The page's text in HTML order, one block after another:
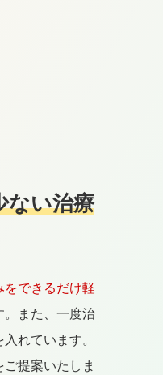
ない治療
をできるだけ軽
。また、一度治
れています。
ご提案いたしま